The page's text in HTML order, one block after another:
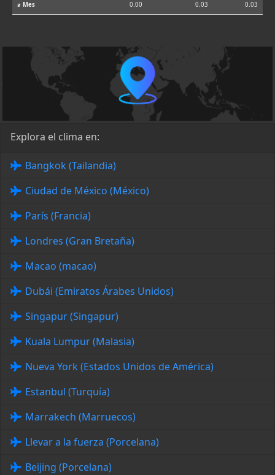
⌀ Mes 0.00 0.03 0.03
Explora el clima en:
Bangkok (Tailandia)
Ciudad de México (México)
París (Francia)
Londres (Gran Bretaña)
Macao (macao)
Dubái (Emiratos Árabes Unidos)
Singapur (Singapur)
Kuala Lumpur (Malasia)
Nueva York (Estados Unidos de América)
Estanbul (Turquía)
Marrakech (Marruecos)
Llevar a la fuerza (Porcelana)
Beijing (Porcelana)